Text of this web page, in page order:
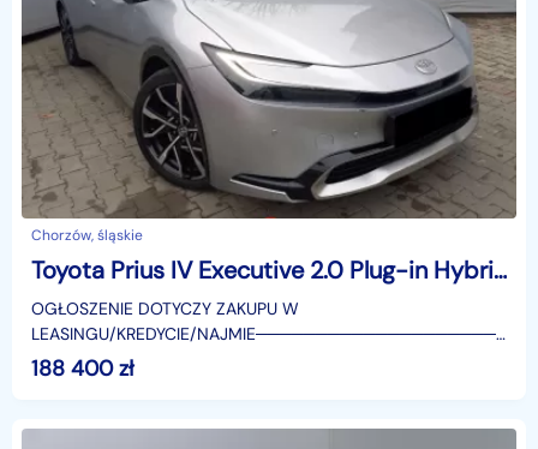
Chorzów, śląskie
Toyota Prius IV Executive 2.0 Plug-in Hybrid Executive 2.0 Plug-in Hybrid 223KM | Kamera
OGŁOSZENIE DOTYCZY ZAKUPU W
LEASINGU/KREDYCIE/
SUPERAUTO.PL?✔ Lider ryn
188 400zł